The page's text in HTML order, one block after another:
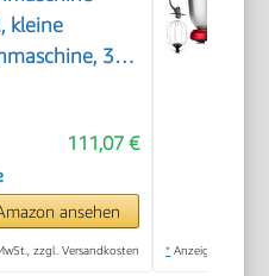
kleine
3,8l
4 Stufen,
Rührbesen/Schlagbesen,
weiß,
111,07 €
ansehen
zzgl. Versandkosten * Anzeige